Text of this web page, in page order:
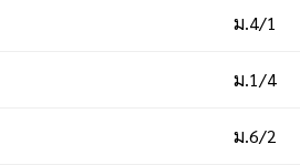
ม.4/1
ม.1/4
ม.6/2